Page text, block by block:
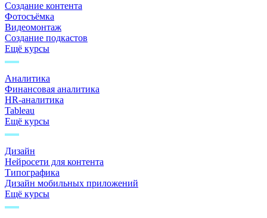
Создание контента
Фотосъёмка
Видеомонтаж
Создание подкастов
Ещё курсы
Аналитика
Финансовая аналитика
HR-аналитика
Tableau
Ещё курсы
Дизайн
Нейросети для контента
Типографика
Дизайн мобильных приложений
Ещё курсы